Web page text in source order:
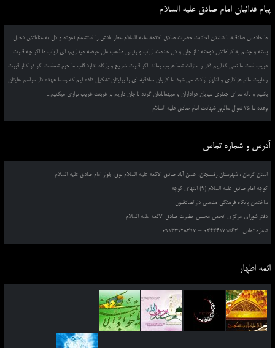
پیام فدائیان امام صادق علیه السلام
ما خادمین صادقیه با شنیدن احادیث حضرت صادق الائمه علیه السلام عطر یادش را استشمام نموده و دل به عنایاتش دخیل
بسته و چشم به کراماتش دوخته ؛ از جان و دل خدمت ارباب و رئیس مذهب مان عرضه میداریم، ای ارباب ما اگر چه قبرت
غریب است ما نمی گذاریم قدر و منزلت شما غریب بماند. اگر قبرت ضریح و بارگاه ندارد قلب ما حرم شماست اگر در کنار قبرت
وهابیت مانع عزاداری و اظهار ارادت می شود ما کاروان صادقیه ای را برایتان تشکیل داده ایم که رسما عهده دار مراسم هایتان
باشیم و ناله سرای جعفری میزبان عزاداران و میهمانانتان گردد تا جان داریم بر غربتت غریب نوازی میکنیم...
وعده ما 25 شوال سالروز شهادت امام صادق علیه السلام
آدرس و شماره تماس
استان کرمان ، شهرستان رفسنجان، حسن آباد صادق الائمه علیه السلام نوق، بلوار امام صادق علیه السلام
کوچه امام صادق علیه السلام (9) انتهای کوچه
ساختمان پایگاه فرهنگی مذهبی دارالصادقیون
دفتر شورای مرکزی انجمن محبین حضرت صادق الائمه علیه السلام
شماره تماس : 03434171563 – 09133928317
ائمه اطهار